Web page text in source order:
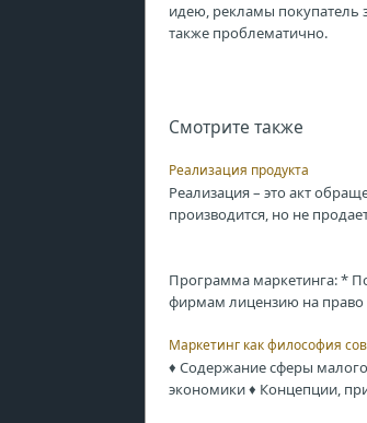
идею, рекламы покупатель
также проблематично.
Смотрите также
Реализация продукта
Реализация – это акт
производится, но не
Программа маркетинга: *
фирмам лицензию на право
Маркетинг как философия
♦ Содержание сферы малого
экономики ♦ Концепции,